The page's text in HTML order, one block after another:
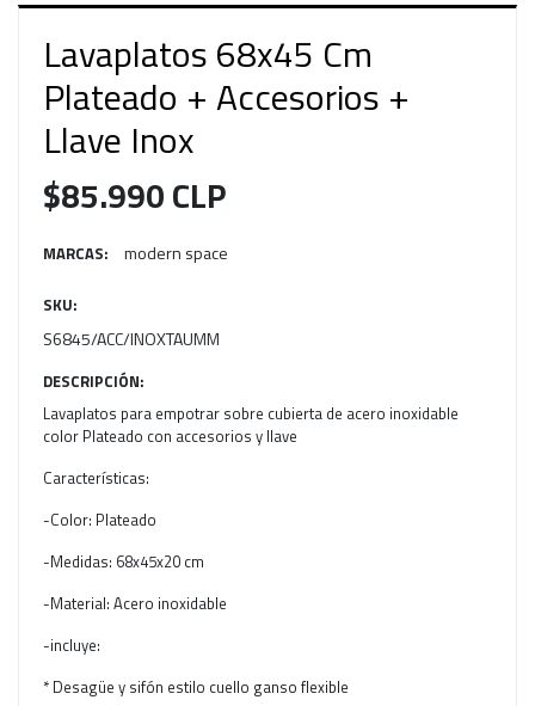
Lavaplatos 68x45 Cm
Plateado + Accesorios +
Llave Inox
$85.990 CLP
MARCAS: modern space
SKU:
S6845/ACC/INOXTAUMM
DESCRIPCIÓN:
Lavaplatos para empotrar sobre cubierta de acero inoxidable
color Plateado con accesorios y llave
Características:
-Color: Plateado
-Medidas: 68x45x20 cm
-Material: Acero inoxidable
-incluye:
* Desagüe y sifón estilo cuello ganso flexible